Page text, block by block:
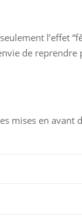
l’effet
de reprendre
mises en avant